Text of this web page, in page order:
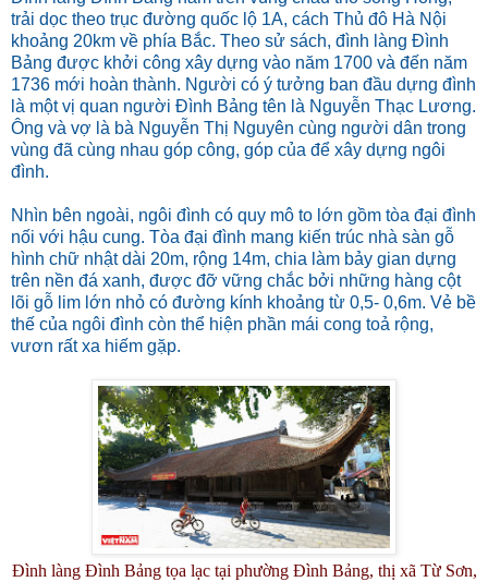
trải dọc theo trục đường quốc lộ 1A, cách Thủ đô Hà Nội
khoảng 20km về phía Bắc. Theo sử sách, đình làng Đình
Bảng được khởi công xây dựng vào năm 1700 và đến năm
1736 mới hoàn thành. Người có ý tưởng ban đầu dựng đình
là một vị quan người Đình Bảng tên là Nguyễn Thạc Lương.
Ông và vợ là bà Nguyễn Thị Nguyên cùng người dân trong
vùng đã cùng nhau góp công, góp của để xây dựng ngôi
đình.
Nhìn bên ngoài, ngôi đình có quy mô to lớn gồm tòa đại đình
nối với hậu cung. Tòa đại đình mang kiến trúc nhà sàn gỗ
hình chữ nhật dài 20m, rộng 14m, chia làm bảy gian dựng
trên nền đá xanh, được đỡ vững chắc bởi những hàng cột
lõi gỗ lim lớn nhỏ có đường kính khoảng từ 0,5- 0,6m. Vẻ bề
thế của ngôi đình còn thể hiện phần mái cong toả rộng,
vươn rất xa hiếm gặp.
Đình làng Đình Bảng tọa lạc tại phường Đình Bảng, thị xã Từ Sơn,